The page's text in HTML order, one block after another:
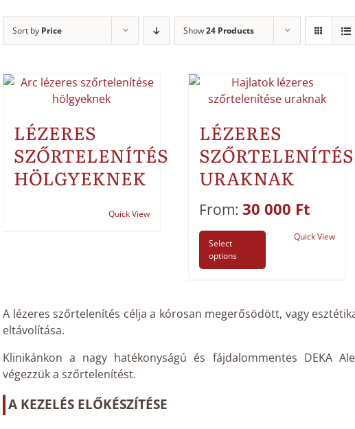
Sort by Price Show24 Products
LÉZERES
SZŐRTELENÍTÉS
HÖLGYEKNEK
Quick View
LÉZERES
SZŐRTELENÍTÉS
URAKNAK
From: 30 000 Ft
Select
options
Quick View
A lézeres szőrtelenítés célja a kórosan megerősödött, vagy
eltávolítása.
Klinikánkon a nagy hatékonyságú és fájdalommentes DEKA
végezzük a szőrtelenítést.
A KEZELÉS ELŐKÉSZÍTÉSE